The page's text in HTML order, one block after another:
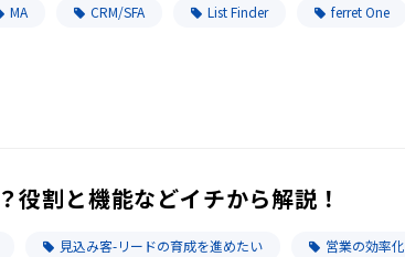
MA CRM/SFA List Finder ferret One
役割と機能などイチから解説！
見込み客-リードの育成を進めたい 営業の効率化